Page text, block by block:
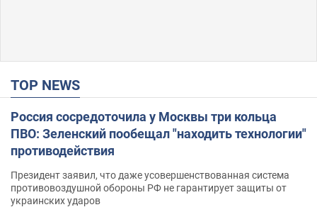
TOP NEWS
Россия сосредоточила у Москвы три кольца
ПВО: Зеленский пообещал "находить технологии"
противодействия
Президент заявил, что даже усовершенствованная система
противовоздушной обороны РФ не гарантирует защиты от
украинских ударов